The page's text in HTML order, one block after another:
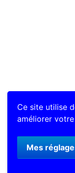
Ce site utilise
améliorer
Mes